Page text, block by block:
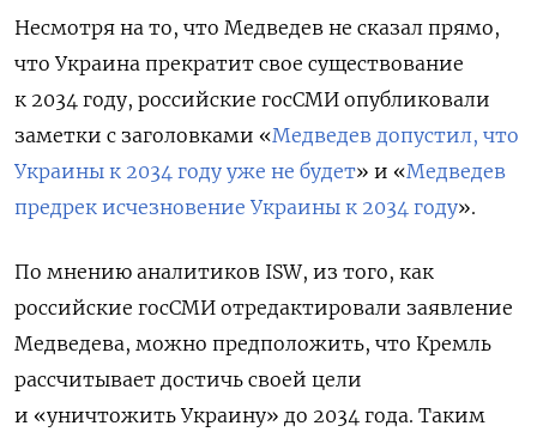
Несмотря на то, что Медведев не сказал прямо,
что Украина прекратит свое существование
к 2034 году, российские госСМИ опубликовали
заметки с заголовками «Медведев допустил, что
Украины к 2034 году уже не будет» и «Медведев
предрек исчезновение Украины к 2034 году».
По мнению аналитиков ISW, из того, как
российские госСМИ отредактировали заявление
Медведева, можно предположить, что Кремль
рассчитывает достичь своей цели
и «уничтожить Украину» до 2034 года. Таким